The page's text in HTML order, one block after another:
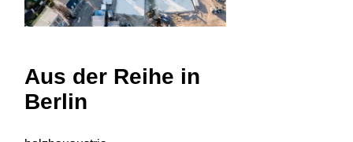
Aus der Reihe in
Berlin